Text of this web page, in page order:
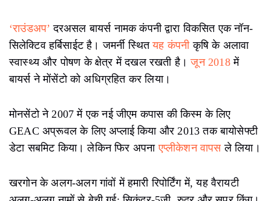
‘राउंडअप’ दरअसल बायर्स नामक कंपनी द्वारा विकसित एक नॉन-
सिलेक्टिव हर्बिसाईट है। जमर्नी स्थितयह कंपनीकृषि के अलावा
स्वास्थ्य और पोषण के क्षेत्र में दखल रखती है।जून 2018में
बायर्स ने मोंसेंटो को अधिग्रहित कर लिया।
मोनसेंटो ने 2007 में एक नई जीएम कपास की किस्म के लिए
GEAC अप्रूवल के लिए अप्लाई किया और 2013 तक बायोसेफ्टी
डेटा सबमिट किया। लेकिन फिर अपनाएप्लीकेशन वापसले लिया।
खरगोन के अलग-अलग गांवों में हमारी रिपोर्टिंग में, यह वैरायटी